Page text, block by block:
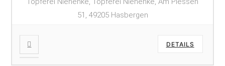
51, 49205 Hasbergen
DETAILS